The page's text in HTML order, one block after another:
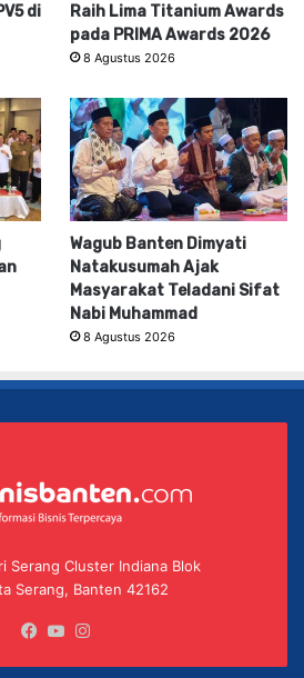
di
Raih Lima Titanium Awards
pada PRIMA Awards 2026
8 Agustus 2026
Wagub Banten Dimyati
Natakusumah Ajak
Masyarakat Teladani Sifat
Nabi Muhammad
8 Agustus 2026
Serang Cluster Indiana Blok
Serang, Banten 42162
Facebook
YouTube